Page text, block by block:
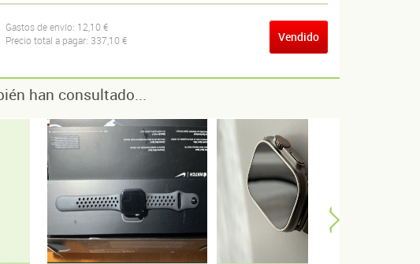
Gastos de envío: 12,10 €
Precio total a pagar: 337,10 € Vendido
han consultado...